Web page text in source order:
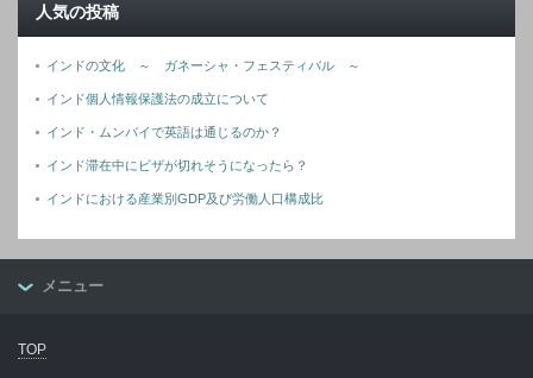
人気の投稿
インドの文化 ～ ガネーシャ・フェスティバル ～
インド個人情報保護法の成立について
インド・ムンバイで英語は通じるのか？
インド滞在中にビザが切れそうになったら？
インドにおける産業別GDP及び労働人口構成比
メニュー
TOP